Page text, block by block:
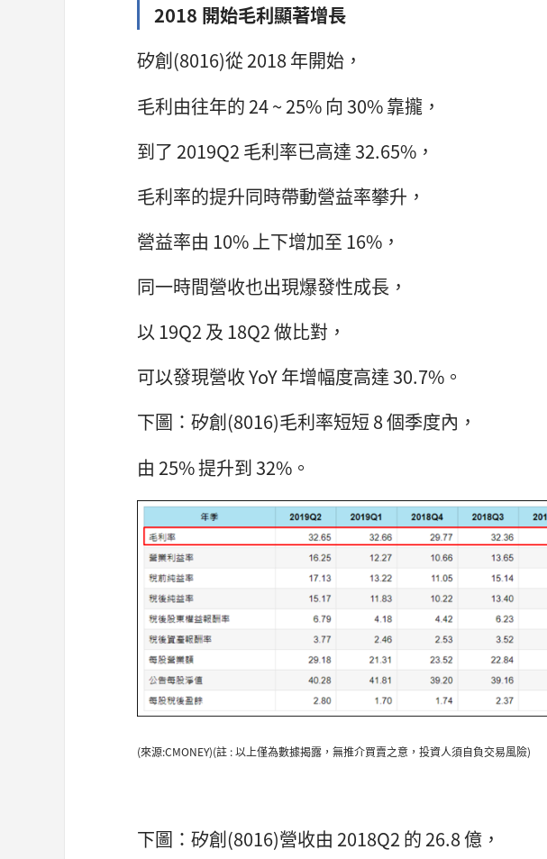
2018 開始毛利顯著增長
矽創(8016)從 2018 年開始，
毛利由往年的 24 ~ 25% 向 30% 靠攏，
到了 2019Q2 毛利率已高達 32.65%，
毛利率的提升同時帶動營益率攀升，
營益率由 10% 上下增加至 16%，
同一時間營收也出現爆發性成長，
以 19Q2 及 18Q2 做比對，
可以發現營收 YoY 年增幅度高達 30.7%。
下圖：矽創(8016)毛利率短短 8 個季度內，
由 25% 提升到 32%。
(來源:CMONEY)(註 : 以上僅為數據揭露，無推介買賣之意，投資人須自負交易風險)
下圖：矽創(8016)營收由 2018Q2 的 26.8 億，